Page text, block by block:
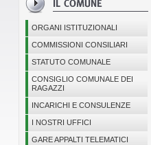
ORGANI ISTITUZIONALI
COMMISSIONI CONSILIARI
STATUTO COMUNALE
CONSIGLIO COMUNALE DEI
RAGAZZI
INCARICHI E CONSULENZE
I NOSTRI UFFICI
GARE APPALTI TELEMATICI